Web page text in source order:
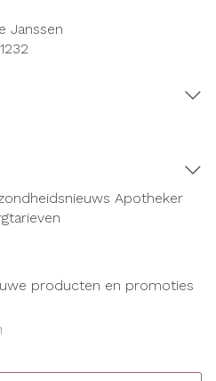
Janssen
Apotheker
producten en promoties